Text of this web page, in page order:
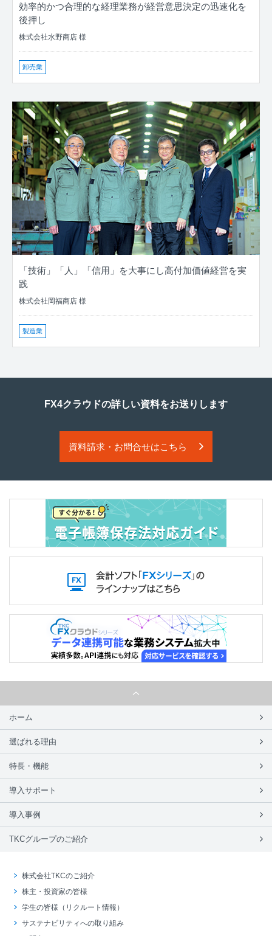
効率的かつ合理的な経理業務が経営意思決定の迅速化を
後押し
株式会社水野商店 様
卸売業
「技術」「人」「信用」を大事にし高付加価値経営を実
践
株式会社岡福商店 様
製造業
FX4クラウドの詳しい資料をお送りします
資料請求・お問合せはこちら
ホーム
選ばれる理由
特長・機能
導入サポート
導入事例
TKCグループのご紹介
株式会社TKCのご紹介
株主・投資家の皆様
学生の皆様（リクルート情報）
サステナビリティへの取り組み